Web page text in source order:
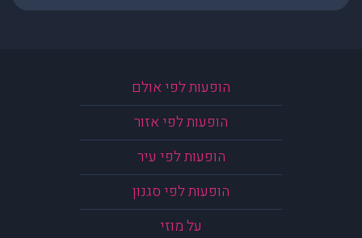
הופעות לפי אולם
הופעות לפי אזור
הופעות לפי עיר
הופעות לפי סגנון
על מוזי